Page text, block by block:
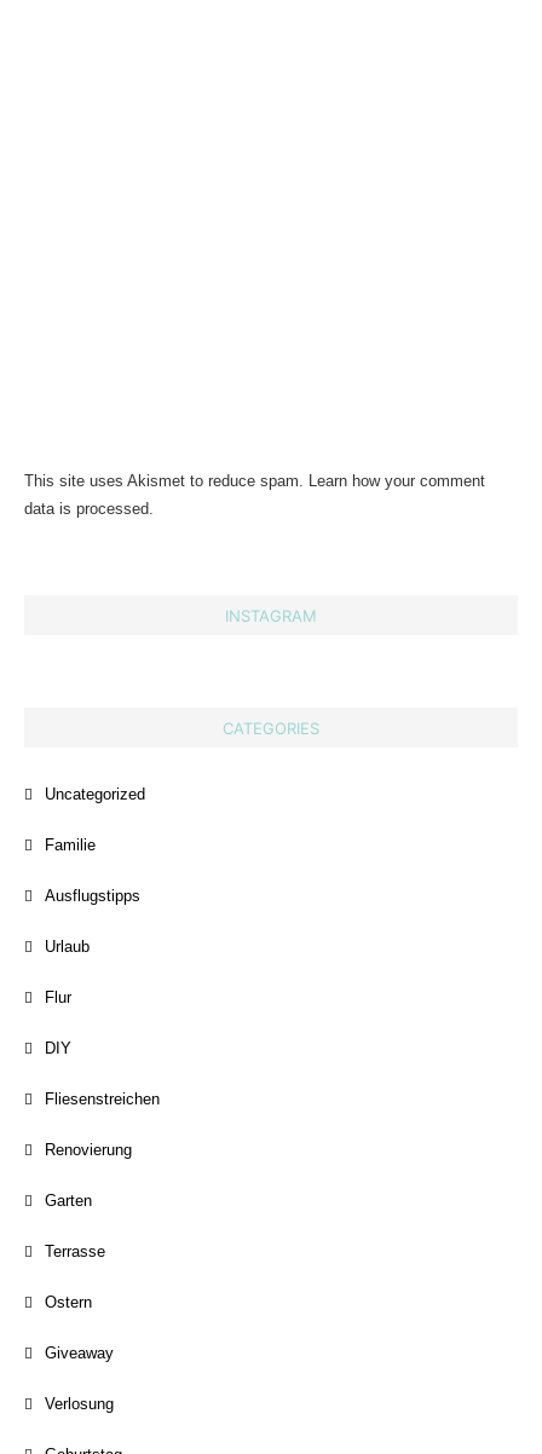
This site uses Akismet to reduce spam. Learn how your comment
data is processed.
INSTAGRAM
CATEGORIES
Uncategorized
Familie
Ausflugstipps
Urlaub
Flur
DIY
Fliesenstreichen
Renovierung
Garten
Terrasse
Ostern
Giveaway
Verlosung